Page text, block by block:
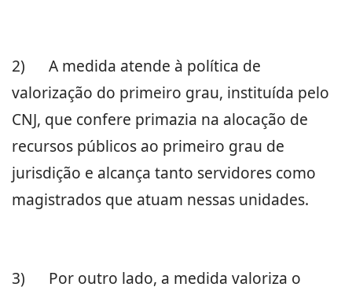
2) A medida atende à política de
valorização do primeiro grau, instituída pelo
CNJ, que confere primazia na alocação de
recursos públicos ao primeiro grau de
jurisdição e alcança tanto servidores como
magistrados que atuam nessas unidades.
3) Por outro lado, a medida valoriza o